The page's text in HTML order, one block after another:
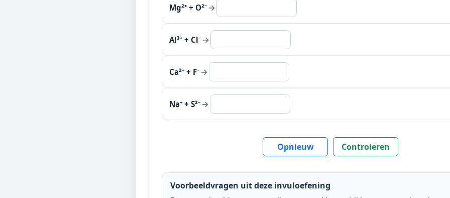
Mg²⁺ + O²⁻ →
Al³⁺ + Cl⁻ →
Ca²⁺ + F⁻ →
Na⁺ + S²⁻ →
Opnieuw Controleren
Voorbeeldvragen uit deze invuloefening